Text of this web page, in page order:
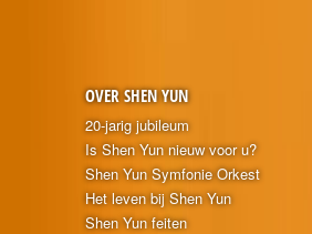
OVER SHEN YUN
20-jarig jubileum
Is Shen Yun nieuw voor u?
Shen Yun Symfonie Orkest
Het leven bij Shen Yun
Shen Yun feiten